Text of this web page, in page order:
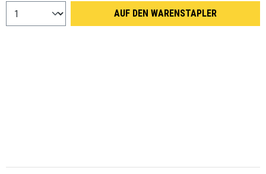
AUF DEN WARENSTAPLER